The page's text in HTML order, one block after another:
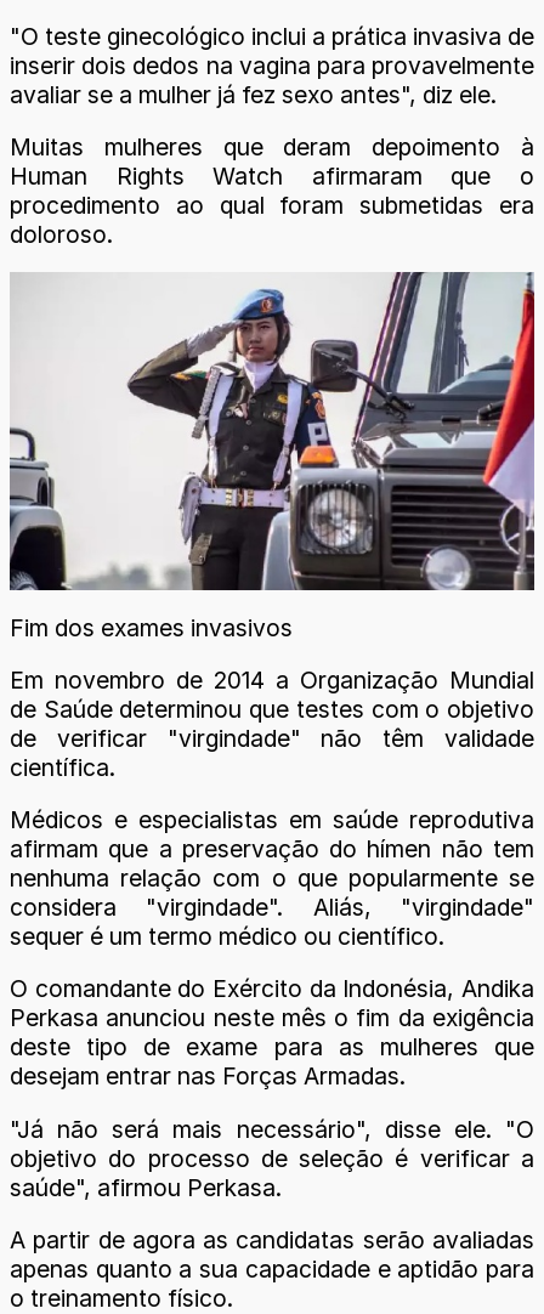
"O teste ginecológico inclui a prática invasiva de
inserir dois dedos na vagina para provavelmente
avaliar se a mulher já fez sexo antes", diz ele.
Muitas mulheres que deram depoimento à
Human Rights Watch afirmaram que o
procedimento ao qual foram submetidas era
doloroso.
Fim dos exames invasivos
Em novembro de 2014 a Organização Mundial
de Saúde determinou que testes com o objetivo
de verificar "virgindade" não têm validade
científica.
Médicos e especialistas em saúde reprodutiva
afirmam que a preservação do hímen não tem
nenhuma relação com o que popularmente se
considera "virgindade". Aliás, "virgindade"
sequer é um termo médico ou científico.
O comandante do Exército da Indonésia, Andika
Perkasa anunciou neste mês o fim da exigência
deste tipo de exame para as mulheres que
desejam entrar nas Forças Armadas.
"Já não será mais necessário", disse ele. "O
objetivo do processo de seleção é verificar a
saúde", afirmou Perkasa.
A partir de agora as candidatas serão avaliadas
apenas quanto a sua capacidade e aptidão para
o treinamento físico.